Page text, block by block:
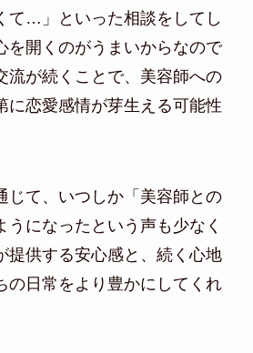
て…」といった相談をしてし
を開くのがうまいからなので
流が続くことで、美容師への
に恋愛感情が芽生える可能性
じて、いつしか「美容師との
うになったという声も少なく
提供する安心感と、続く心地
の日常をより豊かにしてくれ